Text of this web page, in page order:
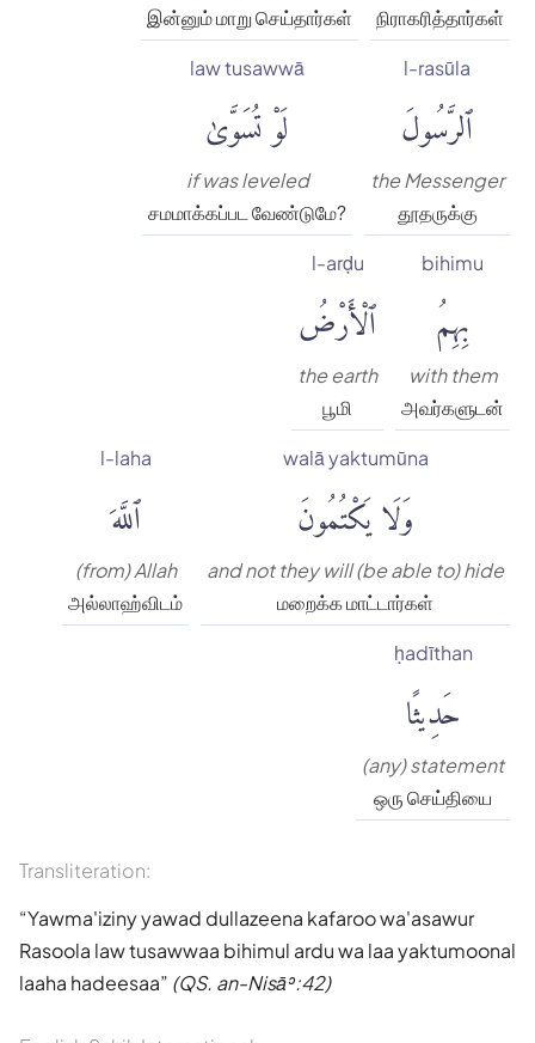
நிராகரித்தார்கள்
இன்னும் மாறு செய்தார்கள்
l-rasūla
ٱلرَّسُولَ
the Messenger
தூதருக்கு
law tusawwā
لَوْ تُسَوَّىٰ
if was leveled
சமமாக்கப்பட வேண்டுமே?
bihimu
بِهِمُ
with them
அவர்களுடன்
l-arḍu
ٱلْأَرْضُ
the earth
பூமி
walā yaktumūna
وَلَا يَكْتُمُونَ
and not they will (be able to) hide
மறைக்க மாட்டார்கள்
l-laha
ٱللَّهَ
(from) Allah
அல்லாஹ்விடம்
ḥadīthan
حَدِيثًا
(any) statement
ஒரு செய்தியை
Transliteration:
Yawma'iziny yawad dullazeena kafaroo wa'asawur
Rasoola law tusawwaa bihimul ardu wa laa yaktumoonal
laaha hadeesaa (QS. an-Nisāʾ:42)